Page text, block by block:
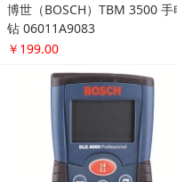
博世（BOSCH）TBM 3500 手
钻 06011A9083
￥199.00